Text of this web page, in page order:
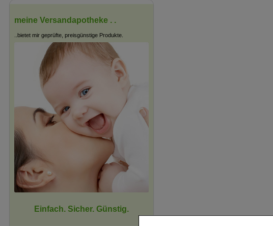
meine Versandapotheke . .
..bietet mir geprüfte, preisgünstige Produkte.
Einfach. Sicher. Günstig.